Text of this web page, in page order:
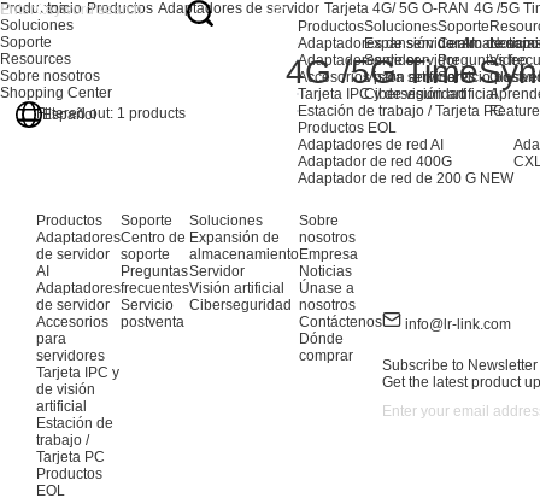
Productos
Adaptadores de servidor AI
Adaptadores de servidor
Accesorios para servidores
Tarjeta IPC y de visión artificial
Estación de trabajo / Tarjeta PC
Productos EOL
Adaptadores de red AI
Adaptador de red 400G
Adaptador de red de 200 G NEW
Soluciones
Expansión de
Servidor
Visión artificial
Ciberseguridad
Soporte
Centro de
Preguntas
Servicio
Video
Productos
Soluciones
Soporte
Resources
Sobre nosotros
Shopping Center
Español
Inicio Productos Adaptadores de servidor Tarjeta 4G/ 5G O-RAN 4G /5G
4G /5G
Filtered out: 1 products
Productos
Adaptadores
de servidor
AI
Adaptadores
de servidor
Accesorios
para
servidores
Tarjeta IPC y
de visión
artificial
Estación de
trabajo /
Tarjeta PC
Productos
EOL
Soporte
Centro de
soporte
Preguntas
frecuentes
Servicio
postventa
Soluciones
Expansión de
almacenamiento
Servidor
Visión artificial
Ciberseguridad
Sobre
nosotros
Empresa
Noticias
Únase a
nosotros
Contáctenos
Dónde
comprar
info@lr-link.com
Subscribe to Newsletter
Get the latest product